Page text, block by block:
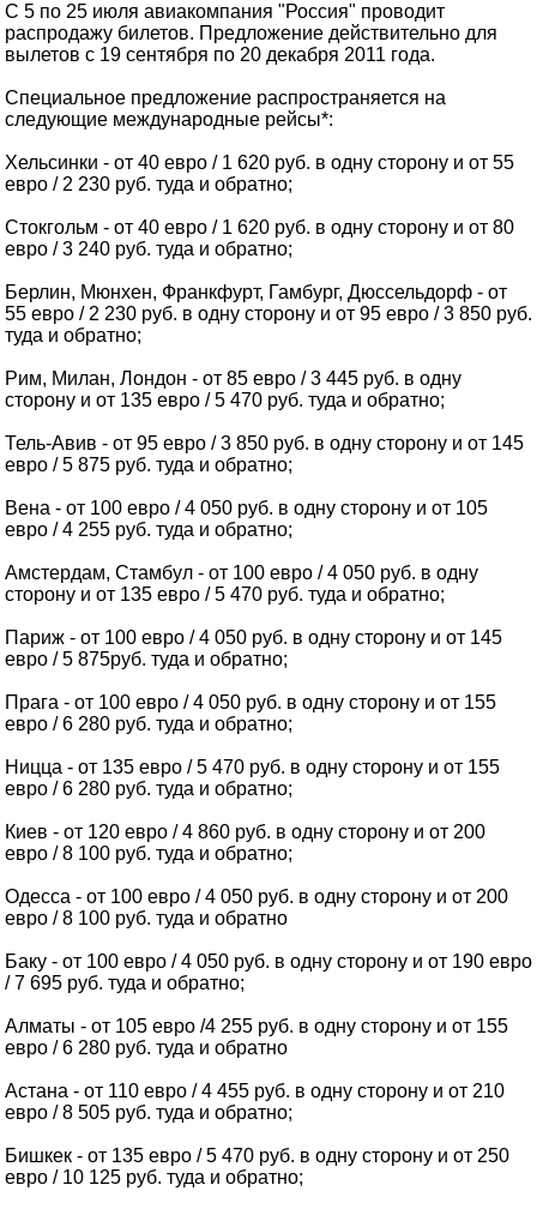
С 5 по 25 июля авиакомпания "Россия" проводит
распродажу билетов. Предложение действительно для
вылетов с 19 сентября по 20 декабря 2011 года.
Специальное предложение распространяется на
следующие международные рейсы*:
Хельсинки - от 40 евро / 1 620 руб. в одну сторону и от 55
евро / 2 230 руб. туда и обратно;
Стокгольм - от 40 евро / 1 620 руб. в одну сторону и от 80
евро / 3 240 руб. туда и обратно;
Берлин, Мюнхен, Франкфурт, Гамбург, Дюссельдорф - от
55 евро / 2 230 руб. в одну сторону и от 95 евро / 3 850 руб.
туда и обратно;
Рим, Милан, Лондон - от 85 евро / 3 445 руб. в одну
сторону и от 135 евро / 5 470 руб. туда и обратно;
Тель-Авив - от 95 евро / 3 850 руб. в одну сторону и от 145
евро / 5 875 руб. туда и обратно;
Вена - от 100 евро / 4 050 руб. в одну сторону и от 105
евро / 4 255 руб. туда и обратно;
Амстердам, Стамбул - от 100 евро / 4 050 руб. в одну
сторону и от 135 евро / 5 470 руб. туда и обратно;
Париж - от 100 евро / 4 050 руб. в одну сторону и от 145
евро / 5 875руб. туда и обратно;
Прага - от 100 евро / 4 050 руб. в одну сторону и от 155
евро / 6 280 руб. туда и обратно;
Ницца - от 135 евро / 5 470 руб. в одну сторону и от 155
евро / 6 280 руб. туда и обратно;
Киев - от 120 евро / 4 860 руб. в одну сторону и от 200
евро / 8 100 руб. туда и обратно;
Одесса - от 100 евро / 4 050 руб. в одну сторону и от 200
евро / 8 100 руб. туда и обратно
Баку - от 100 евро / 4 050 руб. в одну сторону и от 190 евро
/ 7 695 руб. туда и обратно;
Алматы - от 105 евро /4 255 руб. в одну сторону и от 155
евро / 6 280 руб. туда и обратно
Астана - от 110 евро / 4 455 руб. в одну сторону и от 210
евро / 8 505 руб. туда и обратно;
Бишкек - от 135 евро / 5 470 руб. в одну сторону и от 250
евро / 10 125 руб. туда и обратно;